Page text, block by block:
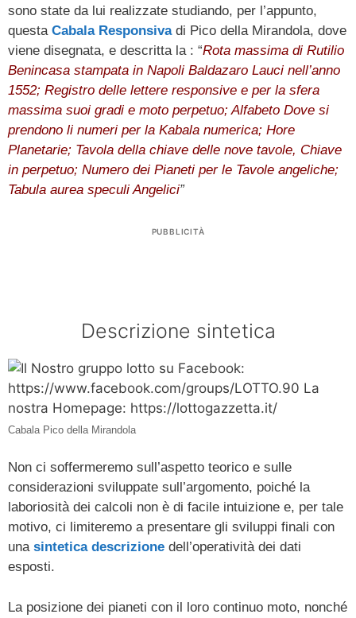
sono state da lui realizzate studiando, per l’appunto,
questa Cabala Responsivadi Pico della Mirandola, dove
viene disegnata, e descritta la : “Rota massima di Rutilio
Benincasa stampata in Napoli Baldazaro Lauci nell’anno
1552; Registro delle lettere responsive e per la sfera
massima suoi gradi e moto perpetuo; Alfabeto Dove si
prendono li numeri per la Kabala numerica; Hore
Planetarie; Tavola della chiave delle nove tavole, Chiave
in perpetuo; Numero dei Pianeti per le Tavole angeliche;
Tabula aurea speculi Angelici”
PUBBLICITÀ
Descrizione sintetica
Cabala Pico della Mirandola
Non ci soffermeremo sull’aspetto teorico e sulle
considerazioni sviluppate sull’argomento, poiché la
laboriosità dei calcoli non è di facile intuizione e, per tale
motivo, ci limiteremo a presentare gli sviluppi finali con
una sintetica descrizione dell’operatività dei dati
esposti.
La posizione dei pianeti con il loro continuo moto, nonché